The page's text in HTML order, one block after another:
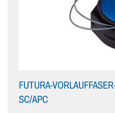
FUTURA-
SC/APC